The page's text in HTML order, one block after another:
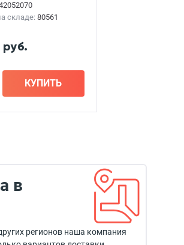
складе: 80561
руб.
КУПИТЬ
в
регионов наша компания